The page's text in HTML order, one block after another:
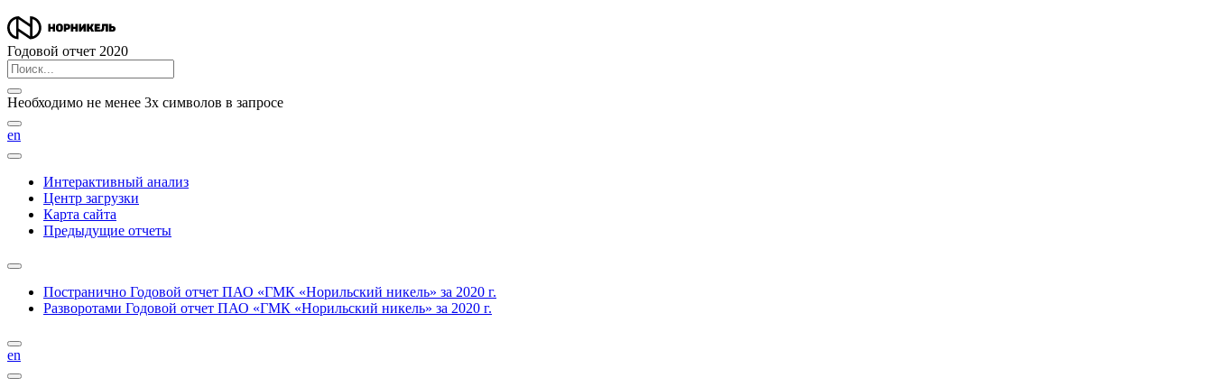
Годовой отчет 2020
Необходимо не менее 3х символов в запросе
en
Интерактивный анализ
Центр загрузки
Карта сайта
Предыдущие отчеты
Постранично Годовой отчет ПАО «ГМК «Норильский никель» за 2020 г.
Разворотами Годовой отчет ПАО «ГМК «Норильский никель» за 2020 г.
en